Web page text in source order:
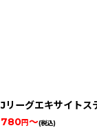
]
Jリーグエキサイトス
780円～(税込)